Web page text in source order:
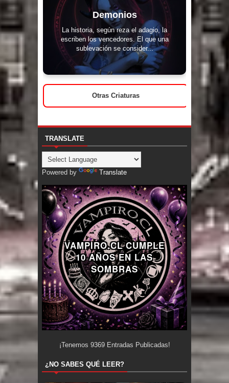
Demonios
La historia, según reza el adagio, la
escriben los vencedores. El que una
sublevación se consider...
Otras Criaturas
TRANSLATE
Powered by Translate
VAMPIRO.CL CUMPLE
10 AÑOS EN LAS
SOMBRAS
¡Tenemos 9369Entradas Publicadas!
¿NO SABES QUÉ LEER?